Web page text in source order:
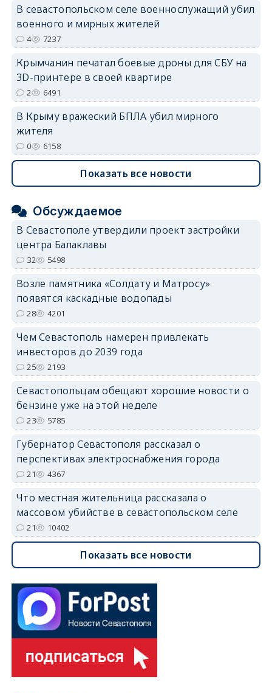
В севастопольском селе военнослужащий убил
военного и мирных жителей
4 7237
Крымчанин печатал боевые дроны для СБУ на
3D-принтере в своей квартире
2 6491
В Крыму вражеский БПЛА убил мирного
жителя
0 6158
Показать все новости
Обсуждаемое
В Севастополе утвердили проект застройки
центра Балаклавы
32 5498
Возле памятника «Солдату и Матросу»
появятся каскадные водопады
28 4201
Чем Севастополь намерен привлекать
инвесторов до 2039 года
25 2193
Севастопольцам обещают хорошие новости о
бензине уже на этой неделе
23 5785
Губернатор Севастополя рассказал о
перспективах электроснабжения города
21 4367
Что местная жительница рассказала о
массовом убийстве в севастопольском селе
21 10402
Показать все новости